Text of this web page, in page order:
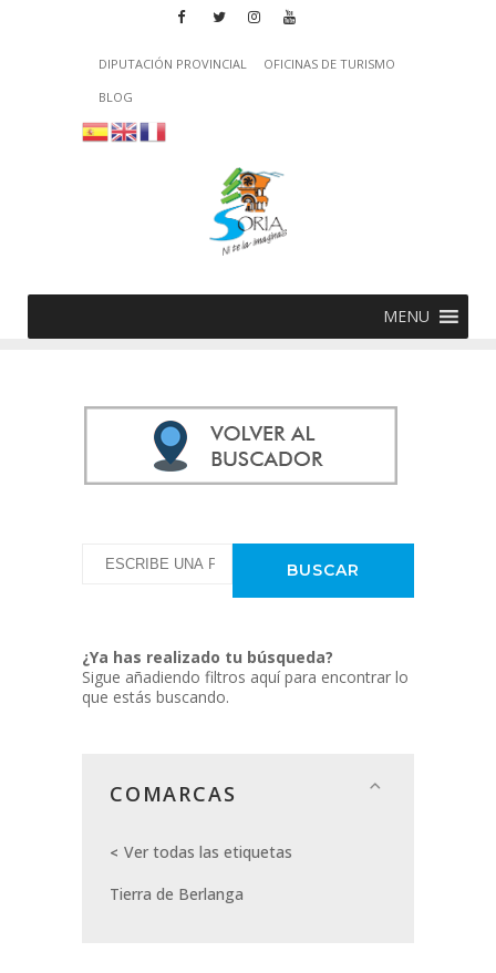
DIPUTACIÓN PROVINCIAL
OFICINAS DE TURISMO
BLOG
MENU
¿Ya has realizado tu búsqueda?
Sigue añadiendo filtros aquí para encontrar lo
que estás buscando.
COMARCAS
Ver todas las etiquetas
Tierra de Berlanga